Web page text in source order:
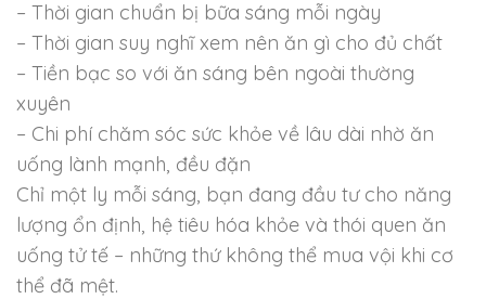
– Thời gian chuẩn bị bữa sáng mỗi ngày
– Thời gian suy nghĩ xem nên ăn gì cho đủ chất
– Tiền bạc so với ăn sáng bên ngoài thường
xuyên
– Chi phí chăm sóc sức khỏe về lâu dài nhờ ăn
uống lành mạnh, đều đặn
Chỉ một ly mỗi sáng, bạn đang đầu tư cho năng
lượng ổn định, hệ tiêu hóa khỏe và thói quen ăn
uống tử tế – những thứ không thể mua vội khi cơ
thể đã mệt.